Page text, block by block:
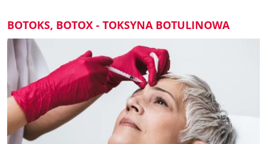
BOTOKS, BOTOX - TOKSYNA BOTULINOWA